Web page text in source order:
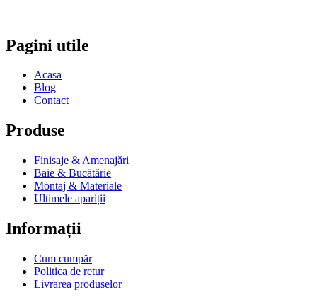
Pagini utile
Acasa
Blog
Contact
Produse
Finisaje & Amenajări
Baie & Bucătărie
Montaj & Materiale
Ultimele apariții
Informații
Cum cumpăr
Politica de retur
Livrarea produselor